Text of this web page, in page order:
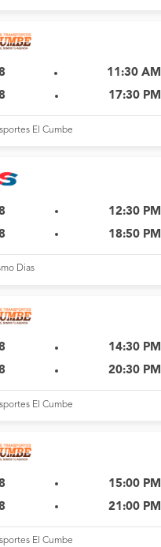
11:30 AM
17:30 PM
El Cumbe
12:30 PM
18:50 PM
Dias
14:30 PM
20:30 PM
El Cumbe
15:00 PM
21:00 PM
El Cumbe